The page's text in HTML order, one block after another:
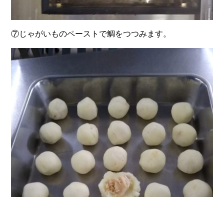
⑦じゃがいものペーストで鯛をつつみます。